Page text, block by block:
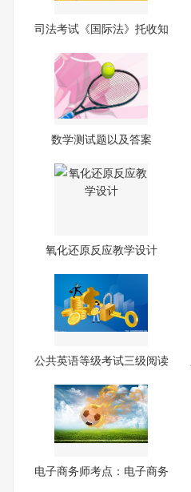
司法考试《国际法》托收知
数学测试题以及答案
氧化还原反应教学设计
公共英语等级考试三级阅读
电子商务师考点：电子商务